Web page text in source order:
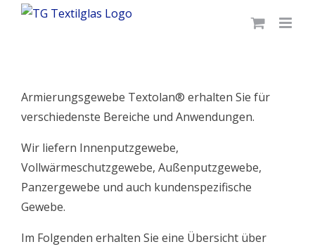
Armierungsgewebe Textolan® erhalten Sie für
verschiedenste Bereiche und Anwendungen.
Wir liefern Innenputzgewebe,
Vollwärmeschutzgewebe, Außenputzgewebe,
Panzergewebe und auch kundenspezifische
Gewebe.
Im Folgenden erhalten Sie eine Übersicht über